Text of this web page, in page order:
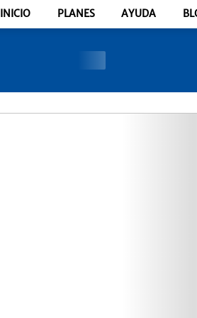
INICIO PLANES AYUDA